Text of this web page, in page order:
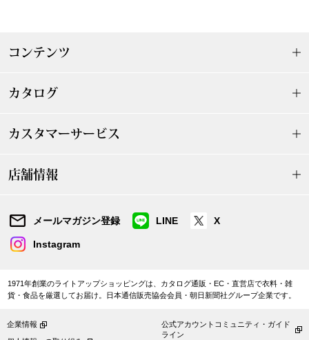
ヘンリーコッ
コンテンツ
カタログ
カスタマーサービス
店舗情報
メールマガジン登録 LINE X
Instagram
1971年創業のライトアップショッピングは、カタログ通販・EC・直営店で衣料・雑
貨・食品を厳選してお届け。日本通信販売協会会員・朝日新聞社グループ企業です。
企業情報
公式アカウントコミュニティ・ガイド
ライン